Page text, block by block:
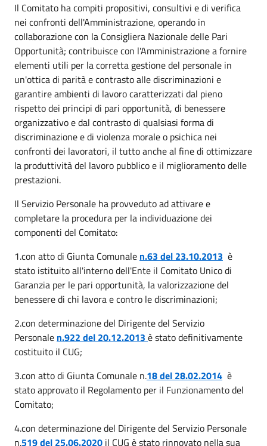
Il Comitato ha compiti propositivi, consultivi e di verifica
nei confronti dell'Amministrazione, operando in
collaborazione con la Consigliera Nazionale delle Pari
Opportunità; contribuisce con l'Amministrazione a fornire
elementi utili per la corretta gestione del personale in
un'ottica di parità e contrasto alle discriminazioni e
garantire ambienti di lavoro caratterizzati dal pieno
rispetto dei principi di pari opportunità, di benessere
organizzativo e dal contrasto di qualsiasi forma di
discriminazione e di violenza morale o psichica nei
confronti dei lavoratori, il tutto anche al fine di ottimizzare
la produttività del lavoro pubblico e il miglioramento delle
prestazioni.
Il Servizio Personale ha provveduto ad attivare e
completare la procedura per la individuazione dei
componenti del Comitato:
1.con atto di Giunta Comunale n.63 del 23.10.2013 è
stato istituito all'interno dell'Ente il Comitato Unico di
Garanzia per le pari opportunità, la valorizzazione del
benessere di chi lavora e contro le discriminazioni;
2.con determinazione del Dirigente del Servizio
Personale n.922 del 20.12.2013 è stato definitivamente
costituito il CUG;
3.con atto di Giunta Comunale n.18 del 28.02.2014 è
stato approvato il Regolamento per il Funzionamento del
Comitato;
4.con determinazione del Dirigente del Servizio Personale
n.519 del 25.06.2020 il CUG è stato rinnovato nella sua